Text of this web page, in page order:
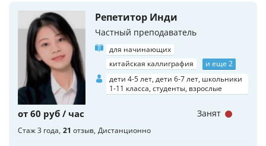
Репетитор Инди
Частный преподаватель
для начинающих
китайская каллиграфия
и еще 2
дети 4-5 лет, дети 6-7 лет, школьники
1-11 класса, студенты, взрослые
от 60 руб / час
Стаж 3 года 21 отзыв Дистанционно
Занят